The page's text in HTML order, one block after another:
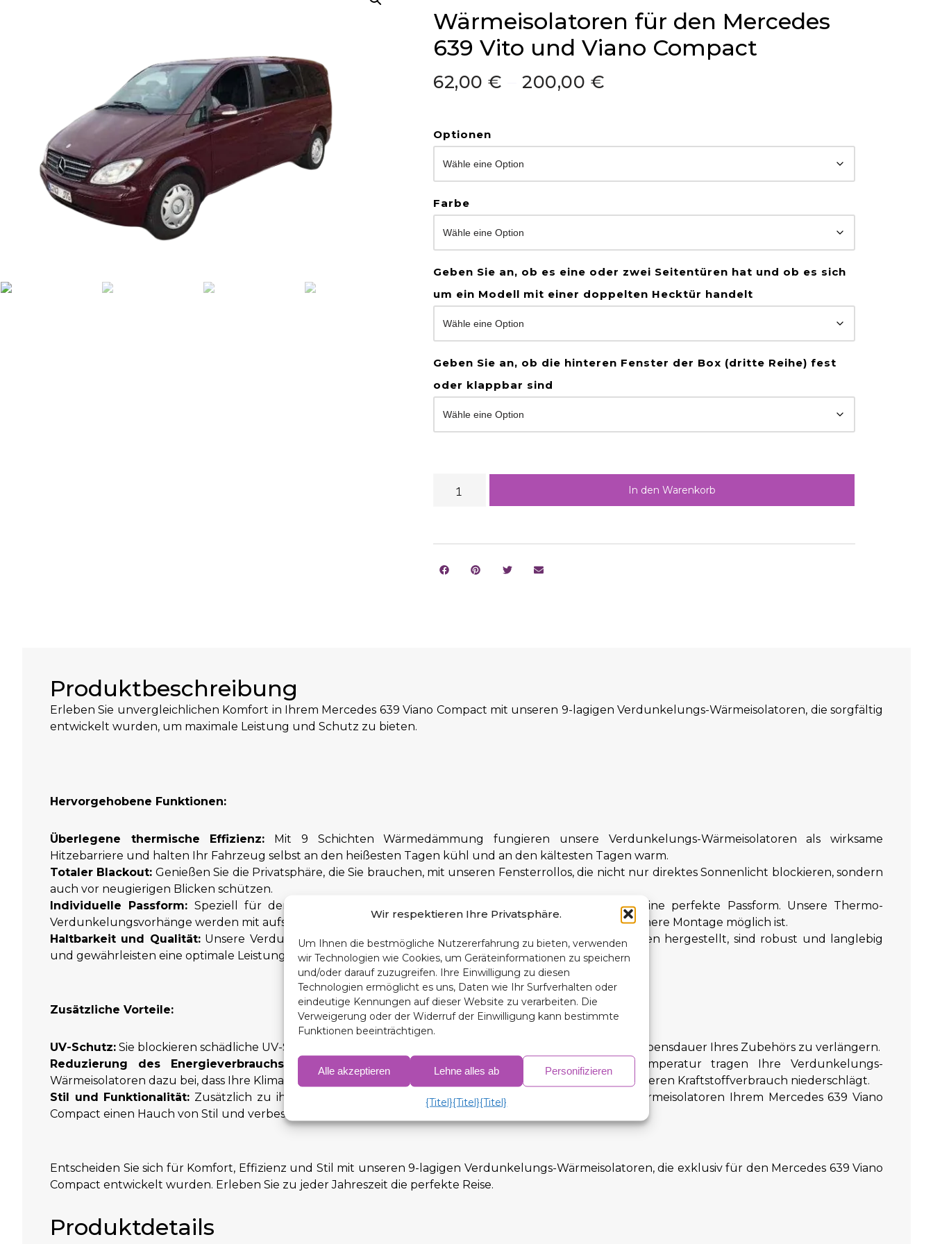
Wir respektieren Ihre Privatsphäre.
Um Ihnen die bestmögliche Nutzererfahrung zu bieten, verwenden
wir Technologien wie Cookies, um Geräteinformationen zu speichern
und/oder darauf zuzugreifen. Ihre Einwilligung zu diesen
Technologien ermöglicht es uns, Daten wie Ihr Surfverhalten oder
eindeutige Kennungen auf dieser Website zu verarbeiten. Die
Verweigerung oder der Widerruf der Einwilligung kann bestimmte
Funktionen beeinträchtigen.
Alle akzeptieren Lehne alles ab Personifizieren
{Titel}{Titel}{Titel}
Wärmeisolatoren für den Mercedes
639 Vito und Viano Compact
62,00 € 200,00 €
Optionen
Farbe
Geben Sie an, ob es eine oder zwei Seitentüren hat und ob es sich
um ein Modell mit einer doppelten Hecktür handelt
Geben Sie an, ob die hinteren Fenster der Box (dritte Reihe) fest
oder klappbar sind
In den Warenkorb
Produktbeschreibung
Erleben Sie unvergleichlichen Komfort in Ihrem Mercedes 639 Viano Compact mit unseren 9-lagigen Verdunkelungs-Wärmeisolatoren, die sorgfältig
entwickelt wurden, um maximale Leistung und Schutz zu bieten.
Hervorgehobene Funktionen:
Überlegene thermische Effizienz: Mit 9 Schichten Wärmedämmung fungieren unsere Verdunkelungs-Wärmeisolatoren als wirksame
Hitzebarriere und halten Ihr Fahrzeug selbst an den heißesten Tagen kühl und an den kältesten Tagen warm.
Totaler Blackout: Genießen Sie die Privatsphäre, die Sie brauchen, mit unseren Fensterrollos, die nicht nur direktes Sonnenlicht blockieren, sondern
auch vor neugierigen Blicken schützen.
Individuelle Passform: Speziell für den Mercedes 639 Viano Compact entwickelt, garantieren wir eine perfekte Passform. Unsere Thermo-
Verdunkelungsvorhänge werden mit aufschraubbaren Saugnäpfen befestigt, sodass eine schnelle und sichere Montage möglich ist.
Haltbarkeit und Qualität:Unsere Verdunkelungs-Wärmeisolatoren werden aus hochwertigen Materialien hergestellt, sind robust und langlebig
und gewährleisten eine optimale Leistung über einen langen Zeitraum.
Zusätzliche Vorteile:
UV-Schutz: Sie blockieren schädliche UV-Strahlen, um den Innenraum Ihres Autos zu schützen und die Lebensdauer Ihres Zubehörs zu verlängern.
Reduzierung des Energieverbrauchs:
Durch die Aufrechterhaltung einer optimaleren Innentemperatur tragen Ihre Verdunkelungs-
Wärmeisolatoren dazu bei, dass Ihre Klimaanlage oder Heizung effizienter arbeitet, was sich in einem geringeren Kraftstoffverbrauch niederschlägt.
Stil und Funktionalität: Zusätzlich zu ihren praktischen Vorteilen verleihen unsere Verdunkelungs-Wärmeisolatoren Ihrem Mercedes 639 Viano
Compact einen Hauch von Stil und verbessern die Gesamtästhetik des Fahrzeugs.
Entscheiden Sie sich für Komfort, Effizienz und Stil mit unseren 9-lagigen Verdunkelungs-Wärmeisolatoren, die exklusiv für den Mercedes 639 Viano
Compact entwickelt wurden. Erleben Sie zu jeder Jahreszeit die perfekte Reise.
Produktdetails